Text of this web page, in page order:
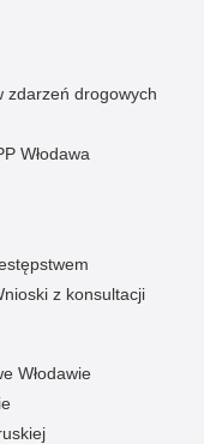
zdarzeń drogowych
Włodawa
z konsultacji
Włodawie